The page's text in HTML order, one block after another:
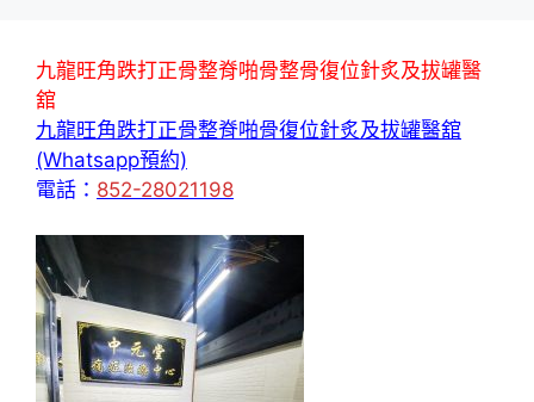
九龍旺角跌打正骨整脊啪骨整骨復位針炙及拔罐醫
舘
九龍旺角跌打正骨整脊啪骨復位針炙及拔罐醫舘
(Whatsapp預約)
電話： 852-28021198